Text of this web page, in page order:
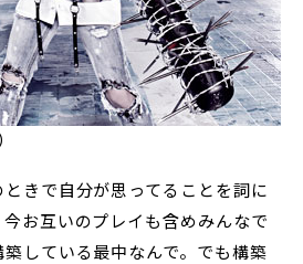
ときで自分が思ってることを詞に
お互いのプレイも含めみんなで
している最中なんで。でも構築